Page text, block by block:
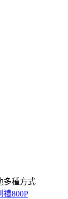
多種方式
禮800P